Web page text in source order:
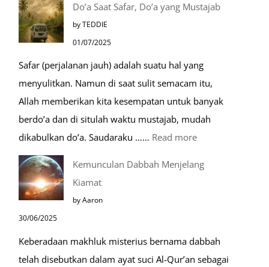
Tempat
Mustajab
Berdoa
Saat
Umroh
Do’a Saat Safar, Do’a yang Mustajab
by TEDDIE
01/07/2025
Safar (perjalanan jauh) adalah suatu hal yang
menyulitkan. Namun di saat sulit semacam itu,
Allah memberikan kita kesempatan untuk banyak
berdo’a dan di situlah waktu mustajab, mudah
dikabulkan do’a. Saudaraku …… Read more:
Saat
Mustajab
Kemunculan Dabbah Menjelang
Kiamat
by Aaron
30/06/2025
Keberadaan makhluk misterius bernama dabbah
telah disebutkan dalam ayat suci Al-Qur’an sebagai